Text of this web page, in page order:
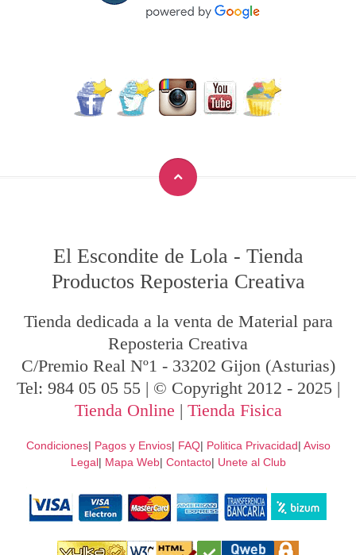
El Escondite de Lola - Tienda
Productos Reposteria Creativa
Tienda dedicada a la venta de Material para
Reposteria Creativa
C/Premio Real Nº1 - 33202 Gijon (Asturias)
Tel: 984 05 05 55 | © Copyright 2012 - 2025 |
Tienda Online | Tienda Fisica
Condiciones| Pagos y Envios| FAQ| Politica Privacidad| Aviso
Legal| Mapa Web| Contacto| Unete al Club